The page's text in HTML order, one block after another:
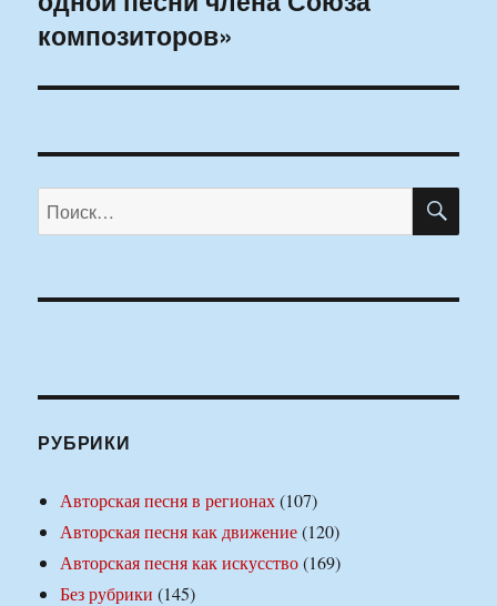
композиторов»
Искать:
РУБРИКИ
Авторская песня в регионах(107)
Авторская песня как движение(120)
Авторская песня как искусство(169)
Без рубрики (145)